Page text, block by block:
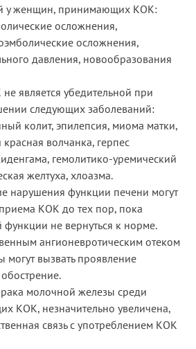
у женщин, принимающих КОК:
осложнения,
осложнения,
давления, новообразования
является убедительной при
следующих заболеваний:
колит, эпилепсия, миома матки,
волчанка, герпес
гемолитико-уремический
желтуха, хлоазма.
нарушения функции печени могут
КОК до тех пор, пока
не вернуться к норме.
ангионевротическим отеком
могут вызвать проявление
рака молочной железы среди
КОК, незначительно увеличена,
связь с употреблением КОК